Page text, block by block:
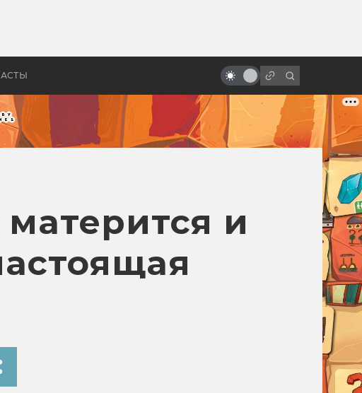
неснятые сценарии
и